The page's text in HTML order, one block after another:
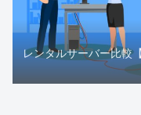
レンタルサーバー比較